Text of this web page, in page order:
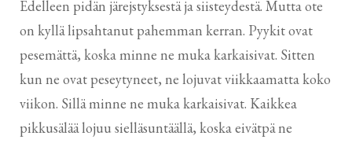
Edelleen pidän järejstyksestä ja siisteydestä. Mutta ote
on kyllä lipsahtanut pahemman kerran. Pyykit ovat
pesemättä, koska minne ne muka karkaisivat. Sitten
kun ne ovat peseytyneet, ne lojuvat viikkaamatta koko
viikon. Sillä minne ne muka karkaisivat. Kaikkea
pikkusälää lojuu sielläsuntäällä, koska eivätpä ne